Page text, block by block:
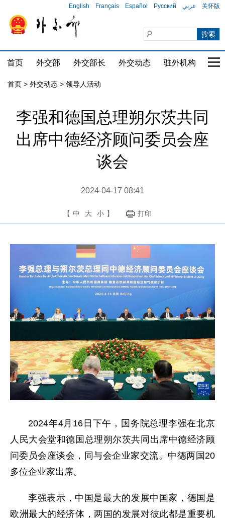
English Français Español Русский عربي 关怀版
首页 外交部 外交部长 外交动态 驻外机构 国
首页 > 外交动态 > 领导人活动
李强和德国总理朔尔茨共同
出席中德经济顾问委员会座
谈会
2024-04-17 08:41
【 中 大 小 】 打印
2024年4月16日下午，国务院总理李强在北京
人民大会堂和德国总理朔尔茨共同出席中德经济顾
问委员会座谈会，同与会企业家交流。中德两国20
多位企业家出席。
李强表示，中国是最大的发展中国家，德国是
欧洲最大的经济体，两国的发展对彼此都是重要机